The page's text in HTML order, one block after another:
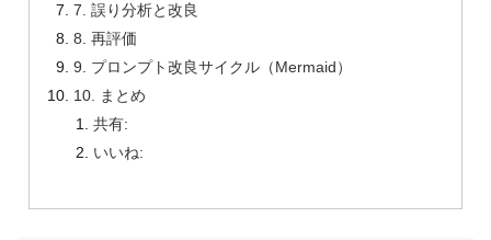
7. 誤り分析と改良
8. 再評価
9. プロンプト改良サイクル（Mermaid）
10. まとめ
共有:
いいね: